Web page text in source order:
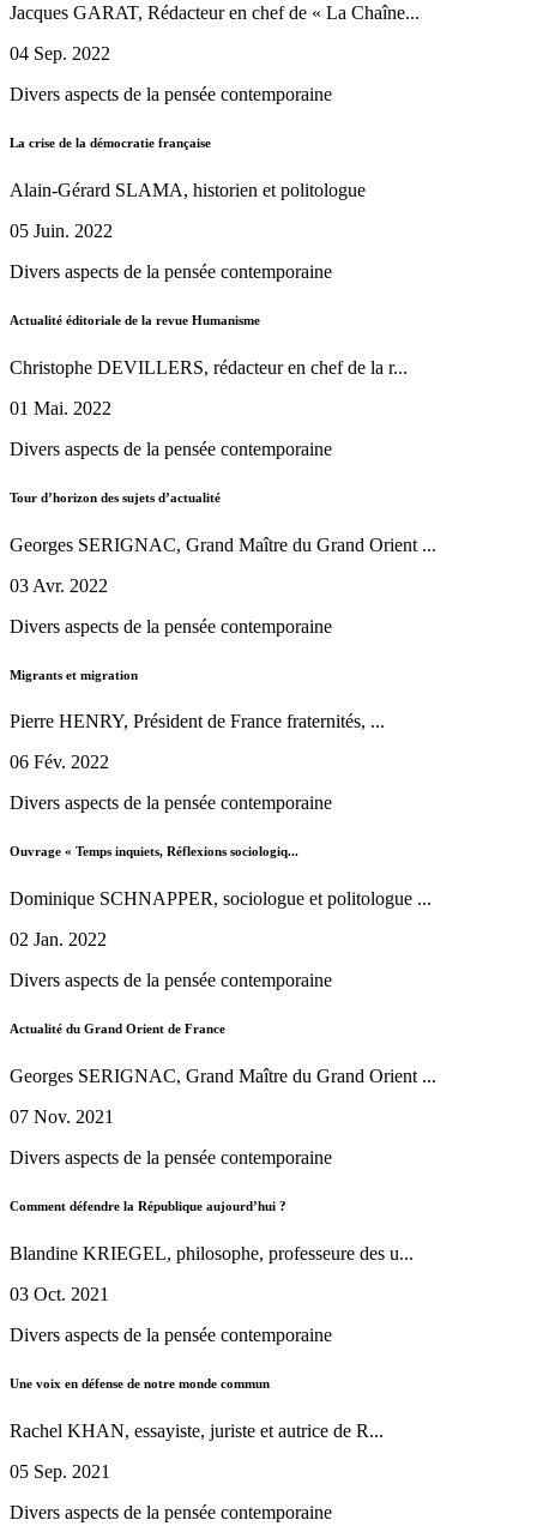
Jacques GARAT, Rédacteur en chef de « La Chaîne...
04 Sep. 2022
Divers aspects de la pensée contemporaine
La crise de la démocratie française
Alain-Gérard SLAMA, historien et politologue
05 Juin. 2022
Divers aspects de la pensée contemporaine
Actualité éditoriale de la revue Humanisme
Christophe DEVILLERS, rédacteur en chef de la r...
01 Mai. 2022
Divers aspects de la pensée contemporaine
Tour d’horizon des sujets d’actualité
Georges SERIGNAC, Grand Maître du Grand Orient ...
03 Avr. 2022
Divers aspects de la pensée contemporaine
Migrants et migration
Pierre HENRY, Président de France fraternités, ...
06 Fév. 2022
Divers aspects de la pensée contemporaine
Ouvrage « Temps inquiets, Réflexions sociologiq...
Dominique SCHNAPPER, sociologue et politologue ...
02 Jan. 2022
Divers aspects de la pensée contemporaine
Actualité du Grand Orient de France
Georges SERIGNAC, Grand Maître du Grand Orient ...
07 Nov. 2021
Divers aspects de la pensée contemporaine
Comment défendre la République aujourd’hui ?
Blandine KRIEGEL, philosophe, professeure des u...
03 Oct. 2021
Divers aspects de la pensée contemporaine
Une voix en défense de notre monde commun
Rachel KHAN, essayiste, juriste et autrice de R...
05 Sep. 2021
Divers aspects de la pensée contemporaine